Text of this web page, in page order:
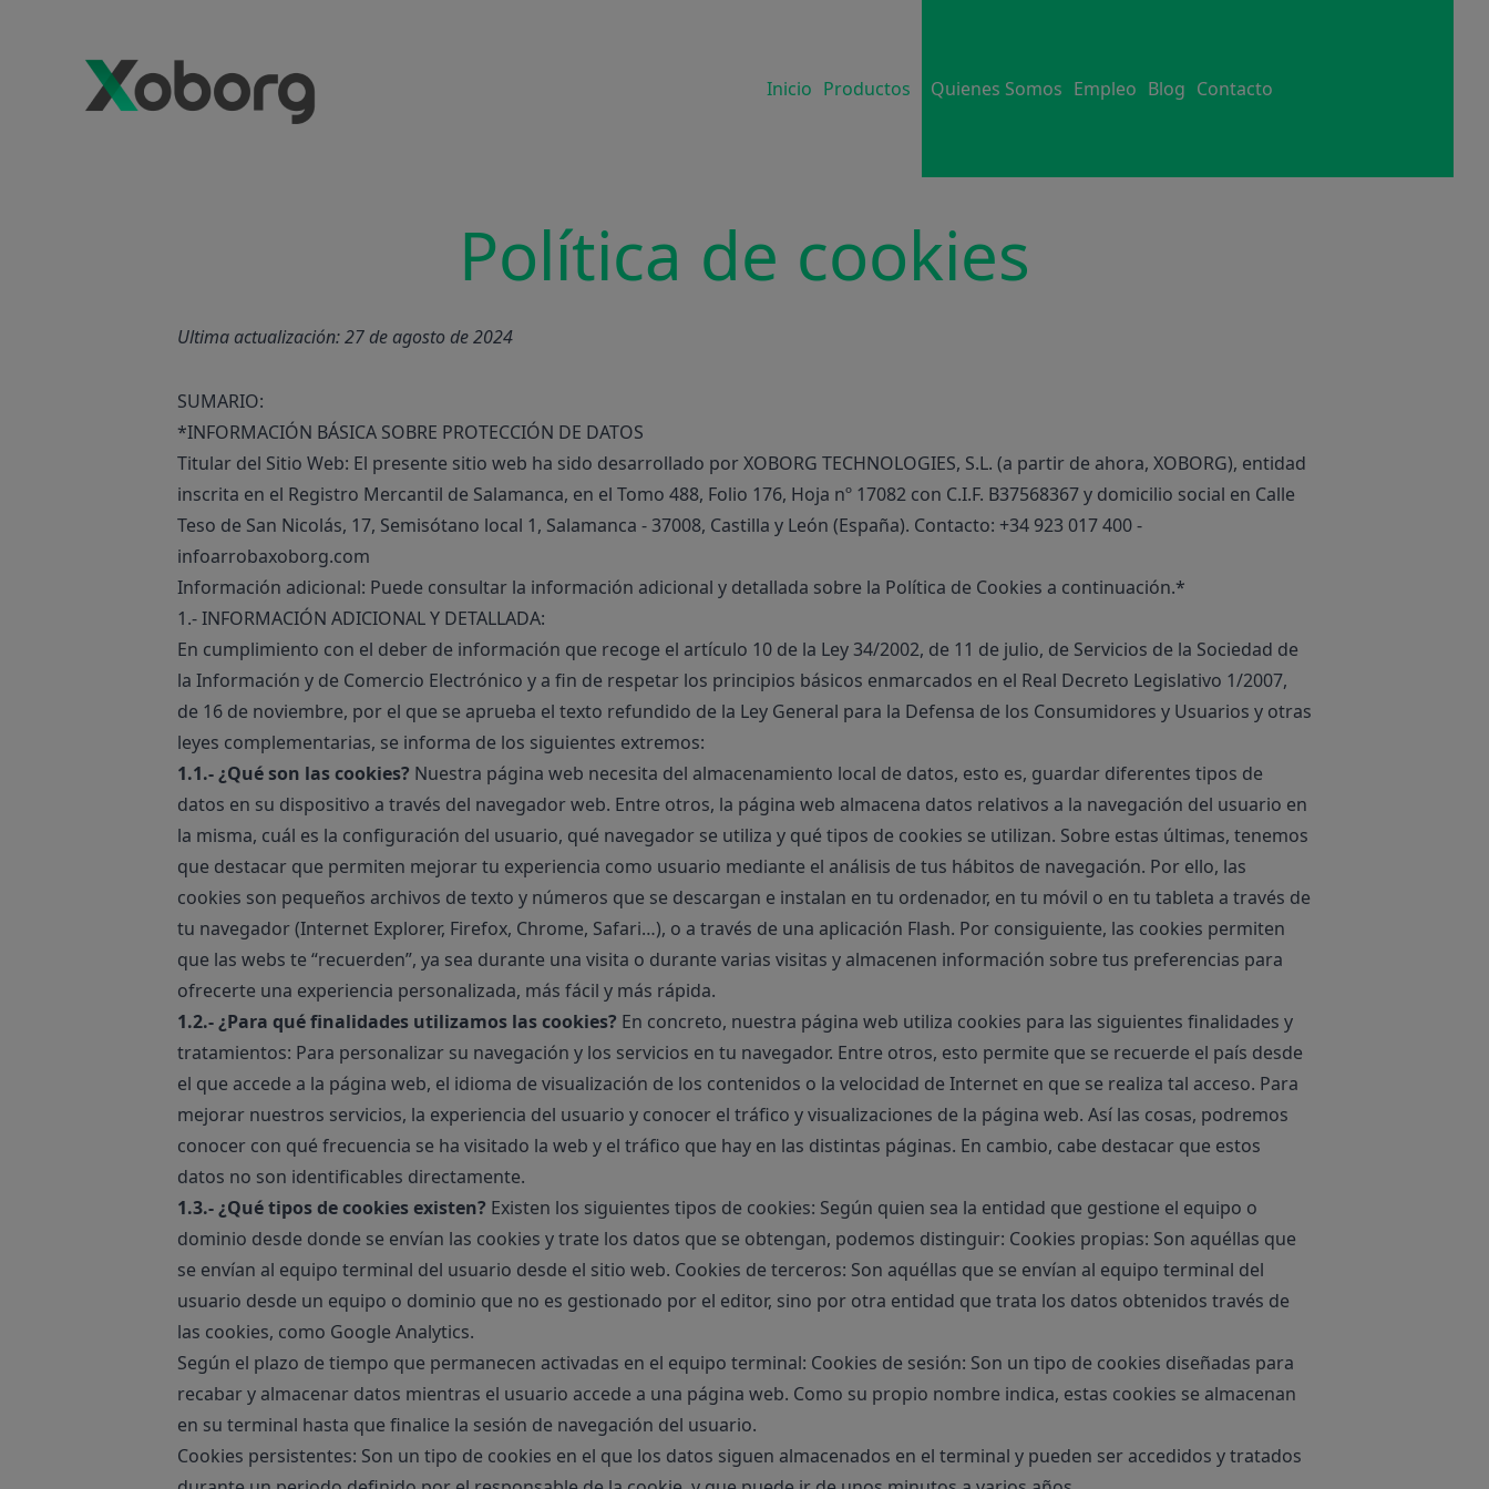
Inicio Productos Quienes Somos Empleo Blog Contacto
Política de cookies
Ultima actualización: 27 de agosto de 2024
SUMARIO:
*INFORMACIÓN BÁSICA SOBRE PROTECCIÓN DE DATOS
Titular del Sitio Web: El presente sitio web ha sido desarrollado por XOBORG TECHNOLOGIES, S.L. (a partir de ahora, XOBORG), entidad
inscrita en el Registro Mercantil de Salamanca, en el Tomo 488, Folio 176, Hoja nº 17082 con C.I.F. B37568367 y domicilio social en Calle
Teso de San Nicolás, 17, Semisótano local 1, Salamanca - 37008, Castilla y León (España). Contacto: +34 923 017 400 -
infoarrobaxoborg.com
Información adicional: Puede consultar la información adicional y detallada sobre la Política de Cookies a continuación.*
1.- INFORMACIÓN ADICIONAL Y DETALLADA:
En cumplimiento con el deber de información que recoge el artículo 10 de la Ley 34/2002, de 11 de julio, de Servicios de la Sociedad de
la Información y de Comercio Electrónico y a fin de respetar los principios básicos enmarcados en el Real Decreto Legislativo 1/2007,
de 16 de noviembre, por el que se aprueba el texto refundido de la Ley General para la Defensa de los Consumidores y Usuarios y otras
leyes complementarias, se informa de los siguientes extremos:
1.1.- ¿Qué son las cookies? Nuestra página web necesita del almacenamiento local de datos, esto es, guardar diferentes tipos de
datos en su dispositivo a través del navegador web. Entre otros, la página web almacena datos relativos a la navegación del usuario en
la misma, cuál es la configuración del usuario, qué navegador se utiliza y qué tipos de cookies se utilizan. Sobre estas últimas, tenemos
que destacar que permiten mejorar tu experiencia como usuario mediante el análisis de tus hábitos de navegación. Por ello, las
cookies son pequeños archivos de texto y números que se descargan e instalan en tu ordenador, en tu móvil o en tu tableta a través de
tu navegador (Internet Explorer, Firefox, Chrome, Safari…), o a través de una aplicación Flash. Por consiguiente, las cookies permiten
que las webs te “recuerden”, ya sea durante una visita o durante varias visitas y almacenen información sobre tus preferencias para
ofrecerte una experiencia personalizada, más fácil y más rápida.
1.2.- ¿Para qué finalidades utilizamos las cookies? En concreto, nuestra página web utiliza cookies para las siguientes finalidades y
tratamientos: Para personalizar su navegación y los servicios en tu navegador. Entre otros, esto permite que se recuerde el país desde
el que accede a la página web, el idioma de visualización de los contenidos o la velocidad de Internet en que se realiza tal acceso. Para
mejorar nuestros servicios, la experiencia del usuario y conocer el tráfico y visualizaciones de la página web. Así las cosas, podremos
conocer con qué frecuencia se ha visitado la web y el tráfico que hay en las distintas páginas. En cambio, cabe destacar que estos
datos no son identificables directamente.
1.3.- ¿Qué tipos de cookies existen? Existen los siguientes tipos de cookies: Según quien sea la entidad que gestione el equipo o
dominio desde donde se envían las cookies y trate los datos que se obtengan, podemos distinguir: Cookies propias: Son aquéllas que
se envían al equipo terminal del usuario desde el sitio web. Cookies de terceros: Son aquéllas que se envían al equipo terminal del
usuario desde un equipo o dominio que no es gestionado por el editor, sino por otra entidad que trata los datos obtenidos través de
las cookies, como Google Analytics.
Según el plazo de tiempo que permanecen activadas en el equipo terminal: Cookies de sesión: Son un tipo de cookies diseñadas para
recabar y almacenar datos mientras el usuario accede a una página web. Como su propio nombre indica, estas cookies se almacenan
en su terminal hasta que finalice la sesión de navegación del usuario.
Cookies persistentes: Son un tipo de cookies en el que los datos siguen almacenados en el terminal y pueden ser accedidos y tratados